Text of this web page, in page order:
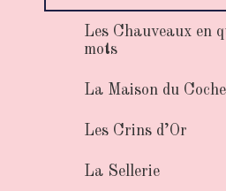
Les Chauveaux en
mots
La Maison du
Les Crins d’Or
La Sellerie